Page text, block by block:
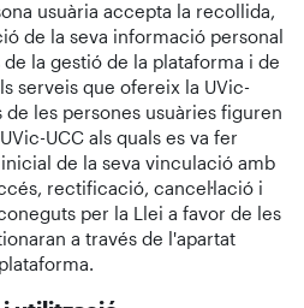
usuària accepta la recollida,
de la seva informació personal
la gestió de la plataforma i de
serveis que ofereix la UVic-
de les persones usuàries figuren
UCC als quals es va fer
de la seva vinculació amb
rectificació, cancel·lació i
per la Llei a favor de les
a través de l'apartat